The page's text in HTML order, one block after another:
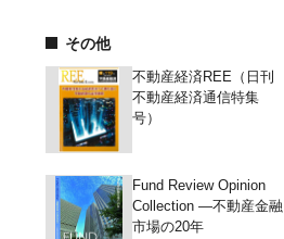
その他
不動産経済REE（日刊
不動産経済通信特集
号）
Fund Review Opinion
Collection ―不動産金融
市場の20年